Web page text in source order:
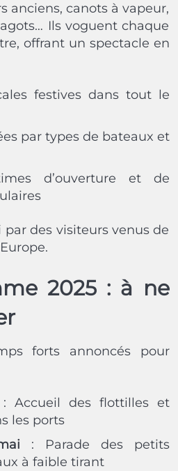
anciens, canots à vapeur,
Ils voguent chaque
offrant un spectacle en
festives dans tout le
par types de bateaux et
d’ouverture et de
des visiteurs venus de
2025 : à ne
forts annoncés pour
: Accueil des flottilles et
les ports
: Parade des petits
à faible tirant